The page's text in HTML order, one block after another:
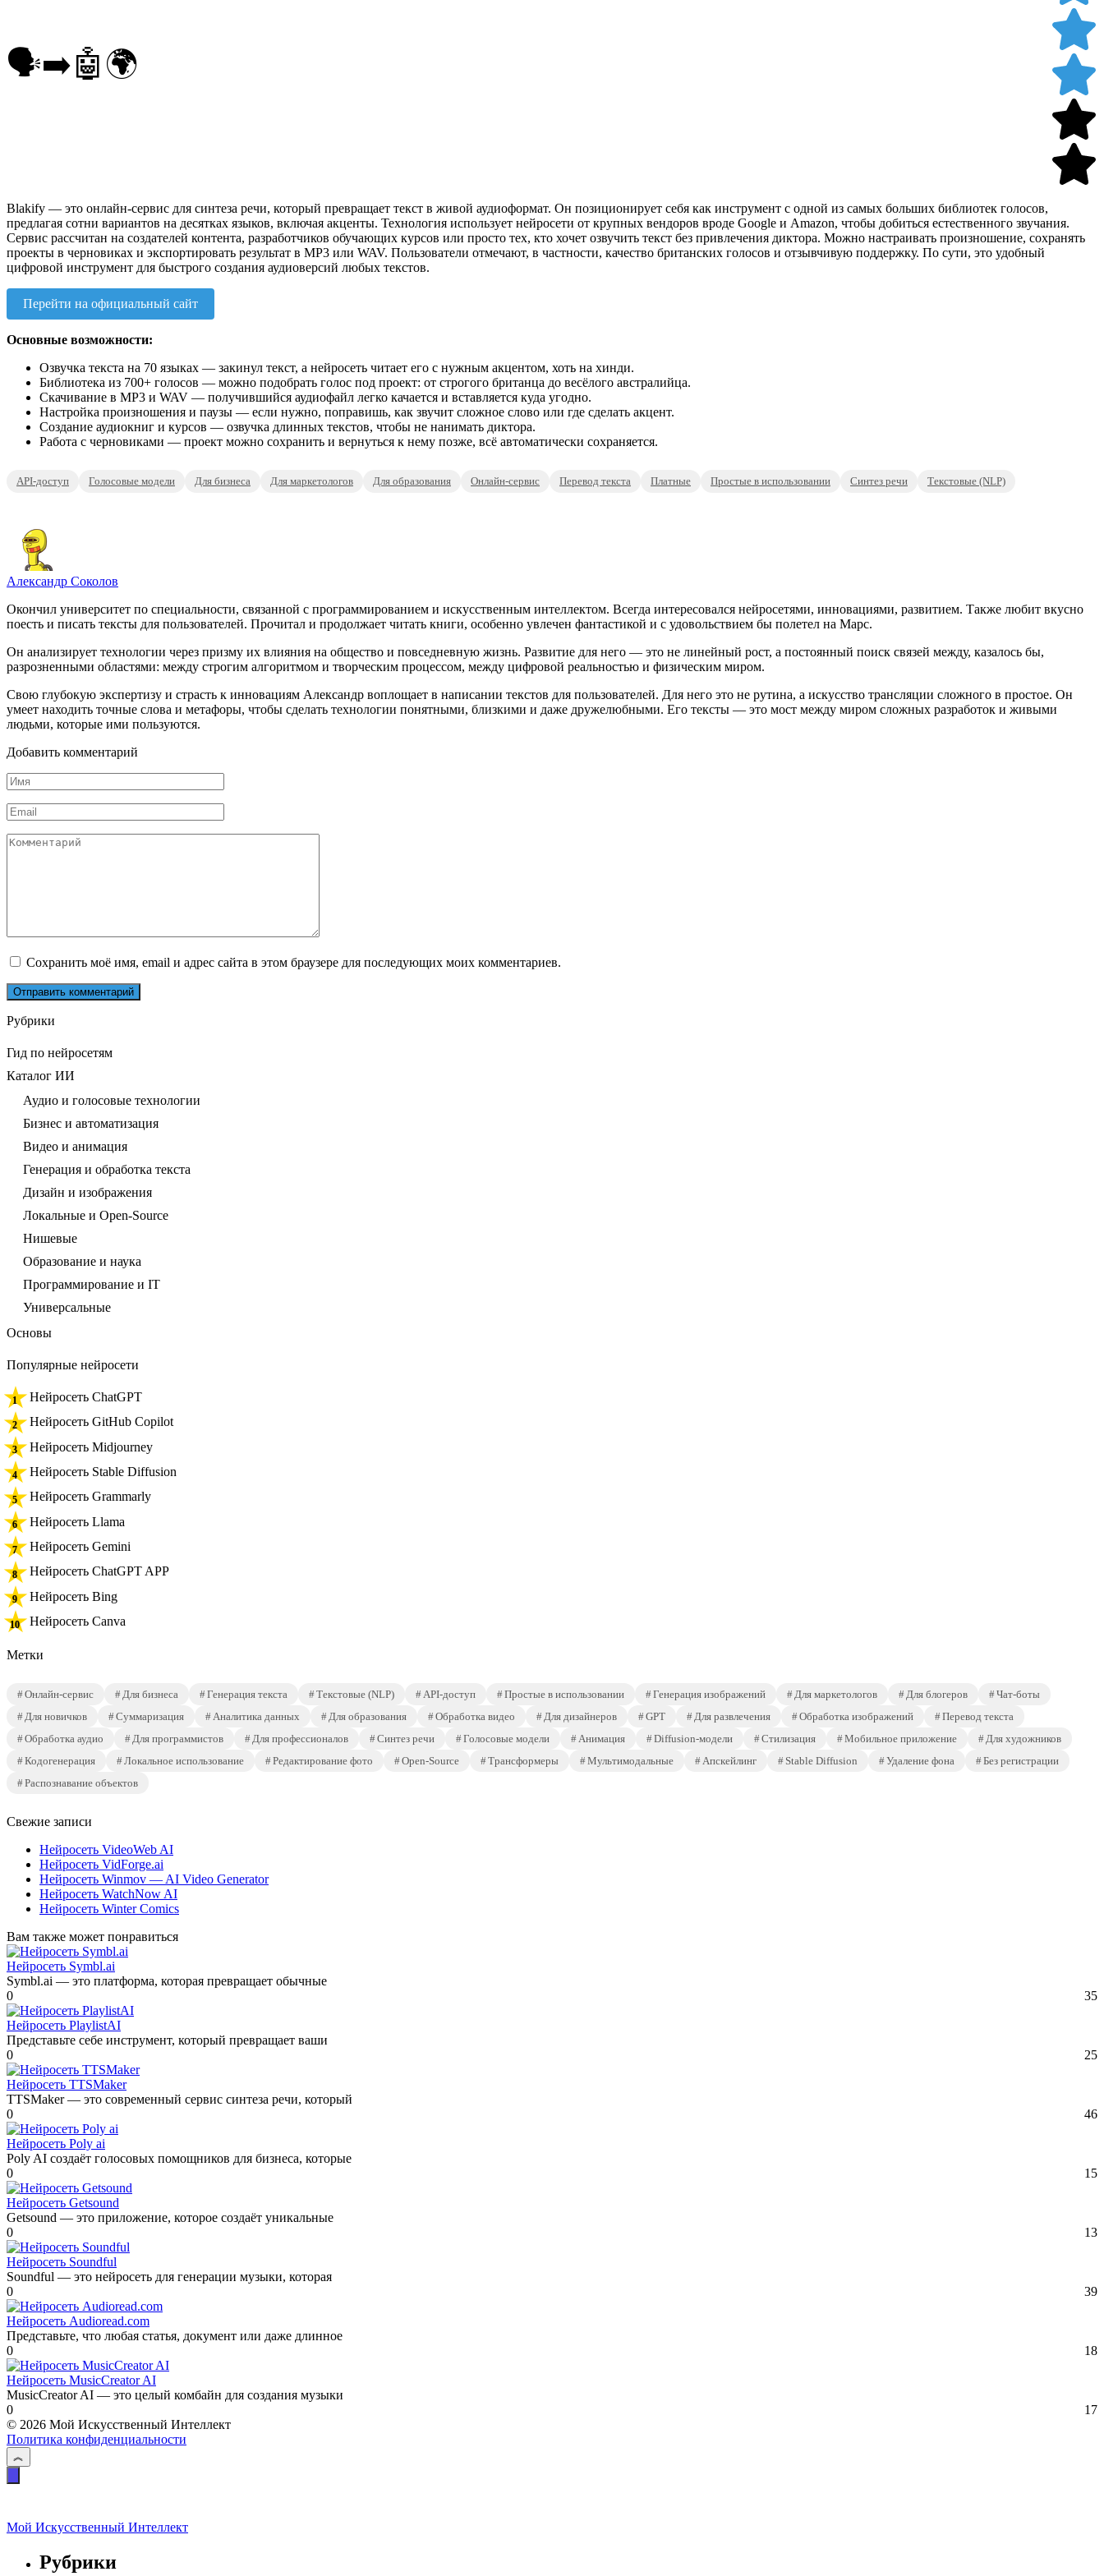
🗣️➡️🤖🌍
Blakify — это онлайн-сервис для синтеза речи, который превращает текст в живой аудиоформат. Он позиционирует себя как инструмент с одной из самых больших библиотек голосов,
предлагая сотни вариантов на десятках языков, включая акценты. Технология использует нейросети от крупных вендоров вроде Google и Amazon, чтобы добиться естественного звучания.
Сервис рассчитан на создателей контента, разработчиков обучающих курсов или просто тех, кто хочет озвучить текст без привлечения диктора. Можно настраивать произношение, сохранять
проекты в черновиках и экспортировать результат в MP3 или WAV. Пользователи отмечают, в частности, качество британских голосов и отзывчивую поддержку. По сути, это удобный
цифровой инструмент для быстрого создания аудиоверсий любых текстов.
Перейти на официальный сайт
Основные возможности:
Озвучка текста на 70 языках — закинул текст, а нейросеть читает его с нужным акцентом, хоть на хинди.
Библиотека из 700+ голосов — можно подобрать голос под проект: от строгого британца до весёлого австралийца.
Скачивание в MP3 и WAV — получившийся аудиофайл легко качается и вставляется куда угодно.
Настройка произношения и паузы — если нужно, поправишь, как звучит сложное слово или где сделать акцент.
Создание аудиокниг и курсов — озвучка длинных текстов, чтобы не нанимать диктора.
Работа с черновиками — проект можно сохранить и вернуться к нему позже, всё автоматически сохраняется.
API-доступ Голосовые модели Для бизнеса Для маркетологов Для образования Онлайн-сервис Перевод текста Платные Простые в использовании Синтез речи Текстовые (NLP)
Александр Соколов
Окончил университет по специальности, связанной с программированием и искусственным интеллектом. Всегда интересовался нейросетями, инновациями, развитием. Также любит вкусно
поесть и писать тексты для пользователей. Прочитал и продолжает читать книги, особенно увлечен фантастикой и с удовольствием бы полетел на Марс.
Он анализирует технологии через призму их влияния на общество и повседневную жизнь. Развитие для него — это не линейный рост, а постоянный поиск связей между, казалось бы,
разрозненными областями: между строгим алгоритмом и творческим процессом, между цифровой реальностью и физическим миром.
Свою глубокую экспертизу и страсть к инновациям Александр воплощает в написании текстов для пользователей. Для него это не рутина, а искусство трансляции сложного в простое. Он
умеет находить точные слова и метафоры, чтобы сделать технологии понятными, близкими и даже дружелюбными. Его тексты — это мост между миром сложных разработок и живыми
людьми, которые ими пользуются.
Добавить комментарий
Имя
*
Email
*
Комментарий
Сохранить моё имя, email и адрес сайта в этом браузере для последующих моих комментариев.
Рубрики
Гид по нейросетям
Каталог ИИ
Аудио и голосовые технологии
Бизнес и автоматизация
Видео и анимация
Генерация и обработка текста
Дизайн и изображения
Локальные и Open-Source
Нишевые
Образование и наука
Программирование и IT
Универсальные
Основы
Популярные нейросети
Нейросеть ChatGPT
Нейросеть GitHub Copilot
Нейросеть Midjourney
Нейросеть Stable Diffusion
Нейросеть Grammarly
Нейросеть Llama
Нейросеть Gemini
Нейросеть ChatGPT APP
Нейросеть Bing
Нейросеть Canva
Метки
Онлайн-сервис Для бизнеса Генерация текста Текстовые (NLP) API-доступ Простые в использовании Генерация изображений Для маркетологов Для блогеров
Чат-боты
Для новичков
Суммаризация Аналитика данных Для образования Обработка видео Для дизайнеров GPT Для развлечения Обработка изображений
Перевод текста
Обработка аудио
Для программистов Для профессионалов Синтез речи Голосовые модели Анимация Diffusion-модели Стилизация Мобильное приложение
Для художников
Кодогенерация
Локальное использование Редактирование фото Open-Source Трансформеры Мультимодальные Апскейлинг Stable Diffusion Удаление фона
Без регистрации
Распознавание объектов
Свежие записи
Нейросеть VideoWeb AI
Нейросеть VidForge.ai
Нейросеть Winmov — AI Video Generator
Нейросеть WatchNow AI
Нейросеть Winter Comics
Вам также может понравиться
Нейросеть Symbl.ai
Symbl.ai — это платформа, которая превращает обычные
0
35
Нейросеть PlaylistAI
Представьте себе инструмент, который превращает ваши
0
25
Нейросеть TTSMaker
TTSMaker — это современный сервис синтеза речи, который
0
46
Нейросеть Poly ai
Poly AI создаёт голосовых помощников для бизнеса, которые
0
15
Нейросеть Getsound
Getsound — это приложение, которое создаёт уникальные
0
13
Нейросеть Soundful
Soundful — это нейросеть для генерации музыки, которая
0
39
Нейросеть Audioread.com
Представьте, что любая статья, документ или даже длинное
0
18
Нейросеть MusicCreator AI
MusicCreator AI — это целый комбайн для создания музыки
0
17
© 2026 Мой Искусственный Интеллект
Политика конфиденциальности
Мой Искусственный Интеллект
Рубрики